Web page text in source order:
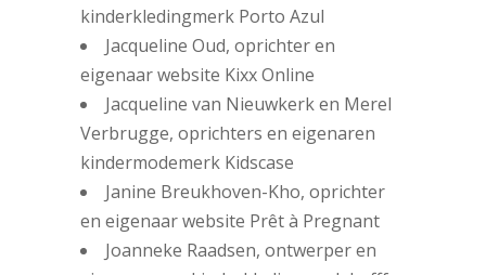
kinderkledingmerk Porto Azul
Jacqueline Oud, oprichter en
eigenaar website Kixx Online
Jacqueline van Nieuwkerk en Merel
Verbrugge, oprichters en eigenaren
kindermodemerk Kidscase
Janine Breukhoven-Kho, oprichter
en eigenaar website Prêt à Pregnant
Joanneke Raadsen, ontwerper en